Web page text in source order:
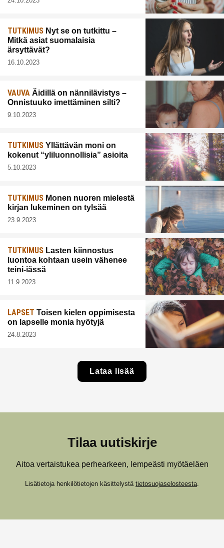
TUTKIMUS Nyt se on tutkittu –
Mitkä asiat suomalaisia
ärsyttävät?
16.10.2023
VAUVA Äidillä on nännilävistys –
Onnistuuko imettäminen silti?
9.10.2023
TUTKIMUS Yllättävän moni on
kokenut “yliluonnollisia” asioita
5.10.2023
TUTKIMUS Monen nuoren mielestä
kirjan lukeminen on tylsää
23.9.2023
TUTKIMUS Lasten kiinnostus
luontoa kohtaan usein vähenee
teini-iässä
11.9.2023
LAPSET Toisen kielen oppimisesta
on lapselle monia hyötyjä
24.8.2023
Lataa lisää
Tilaa uutiskirje
Aitoa vertaistukea perhearkeen, lempeästi myötäeläen
Lisätietoja henkilötietojen käsittelystä tietosuojaselosteesta